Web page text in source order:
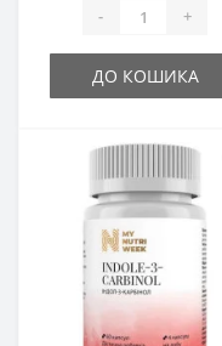
- +
ДО КОШИКА